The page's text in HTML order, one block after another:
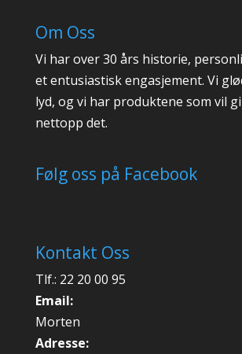
Om Oss
Vi har over 30 års historie,
et entusiastisk engasjement. Vi
lyd, og vi har produktene som vil
nettopp det.
Følg oss på Facebook
Kontakt Oss
Tlf.: 22 20 00 95
Email:
Morten
Adresse: